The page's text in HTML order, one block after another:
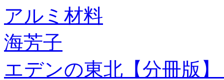
アルミ材料
海芳子
エデンの東北【分冊版